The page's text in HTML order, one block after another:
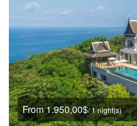
From 1.950,00$/ 1 night(s)